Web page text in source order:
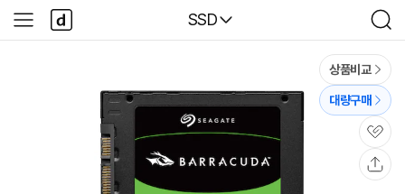
다나와
SSD
검
색
사
이
다
나
와
상품비교
대량구매
관
심